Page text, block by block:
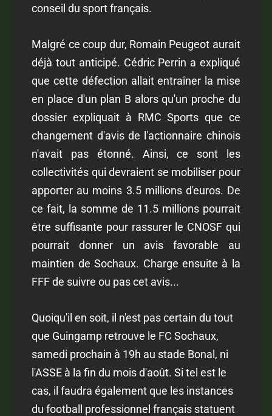
conseil du sport français.
Malgré ce coup dur, Romain Peugeot aurait
déjà tout anticipé. Cédric Perrin a expliqué
que cette défection allait entraîner la mise
en place d'un plan B alors qu'un proche du
dossier expliquait à RMC Sports que ce
changement d'avis de l'actionnaire chinois
n'avait pas étonné. Ainsi, ce sont les
collectivités qui devraient se mobiliser pour
apporter au moins 3.5 millions d'euros. De
ce fait, la somme de 11.5 millions pourrait
être suffisante pour rassurer le CNOSF qui
pourrait donner un avis favorable au
maintien de Sochaux. Charge ensuite à la
FFF de suivre ou pas cet avis...
Quoiqu'il en soit, il n'est pas certain du tout
que Guingamp retrouve le FC Sochaux,
samedi prochain à 19h au stade Bonal, ni
l'ASSE à la fin du mois d'août. Si tel est le
cas, il faudra également que les instances
du football professionnel français statuent